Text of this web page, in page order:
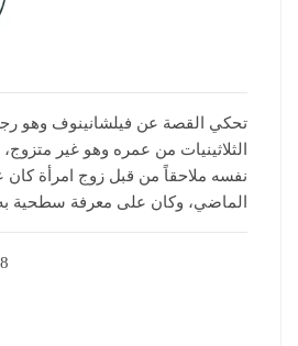
تحكي القصة عن فيلشانينوف وهو
الثلاثينيات من عمره وهو غير
نفسه ملاحقاً من قبل زوج امرأة كان
الماضي، وكان على معرفة سطحية